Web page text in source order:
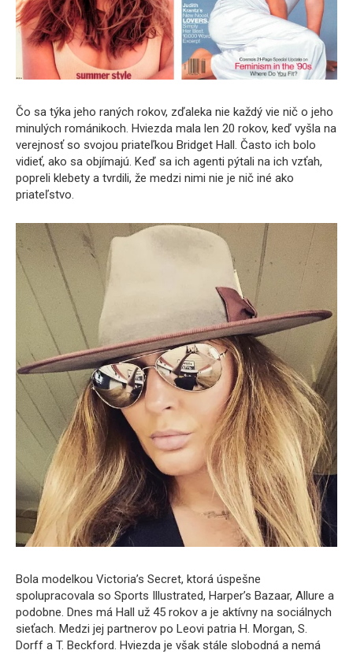
Čo sa týka jeho raných rokov, zďaleka nie každý vie nič o jeho
minulých románikoch. Hviezda mala len 20 rokov, keď vyšla na
verejnosť so svojou priateľkou Bridget Hall. Často ich bolo
vidieť, ako sa objímajú. Keď sa ich agenti pýtali na ich vzťah,
popreli klebety a tvrdili, že medzi nimi nie je nič iné ako
priateľstvo.
Bola modelkou Victoria’s Secret, ktorá úspešne
spolupracovala so Sports Illustrated, Harper’s Bazaar, Allure a
podobne. Dnes má Hall už 45 rokov a je aktívny na sociálnych
sieťach. Medzi jej partnerov po Leovi patria H. Morgan, S.
Dorff a T. Beckford. Hviezda je však stále slobodná a nemá